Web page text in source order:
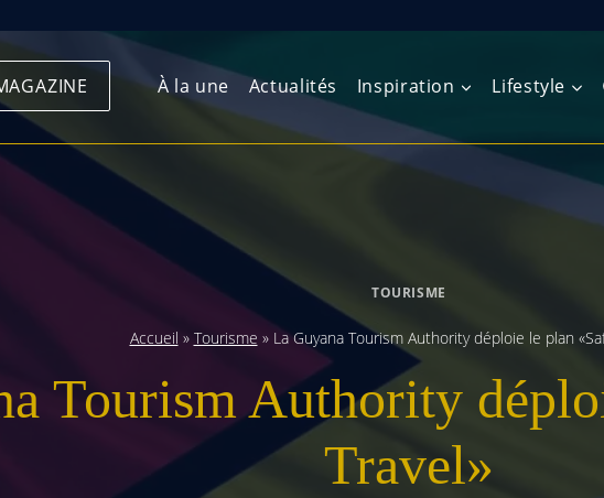
À la une Actualités Inspiration Lifestyle
Europe du Nord
Europe centrale
Europe de l’Est
Balkans
Amérique du Sud
TOURISME
Accueil » Tourisme » La Guyana Tourism Authority déploie le plan
Tourism Authority
Travel»